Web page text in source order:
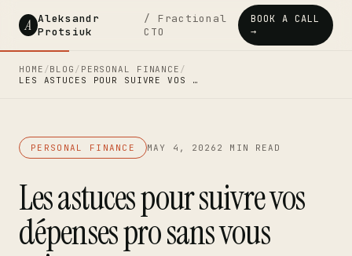
A Aleksandr
Protsiuk
/ Fractional
CTO
BOOK A CALL
→
HOME /BLOG / PERSONAL FINANCE /
LES ASTUCES POUR SUIVRE VOS …
PERSONAL FINANCE MAY 4, 2026 2 MIN READ
Les astuces pour suivre vos
dépenses pro sans vous